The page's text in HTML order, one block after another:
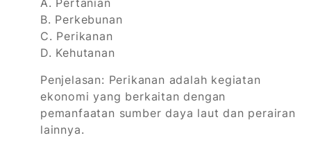
A. Pertanian
B. Perkebunan
C. Perikanan
D. Kehutanan
Penjelasan: Perikanan adalah kegiatan
ekonomi yang berkaitan dengan
pemanfaatan sumber daya laut dan perairan
lainnya.